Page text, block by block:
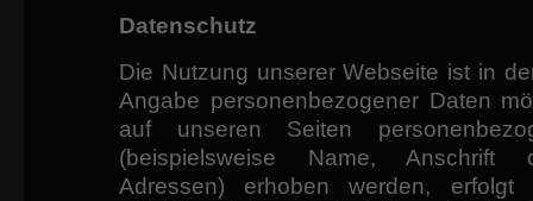
Datenschutz
Die Nutzung unserer Webseite ist in
Angabe personenbezogener Daten
auf unseren Seiten
(beispielsweise Name, Anschrift
Adressen) erhoben werden, erfolgt